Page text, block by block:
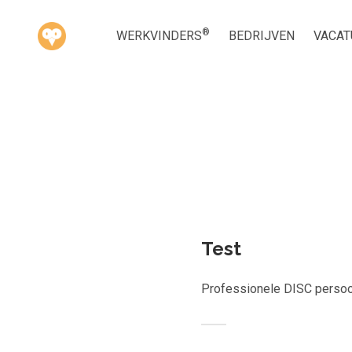
WERKVINDERS® BEDRIJVEN
Test
Professionele DISC